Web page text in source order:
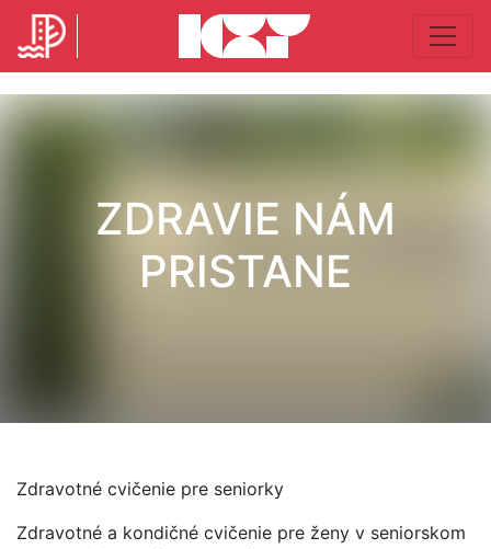
ZDRAVIE NÁM
PRISTANE
Zdravotné cvičenie pre seniorky
Zdravotné a kondičné cvičenie pre ženy v seniorskom